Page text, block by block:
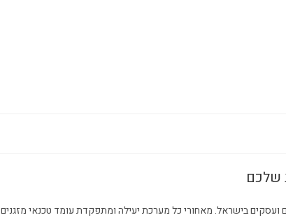
שלכם
ועסקים בישראל. מאחורי כל מערכת יעילה ומתפקדת עומד טכנאי מזגנים